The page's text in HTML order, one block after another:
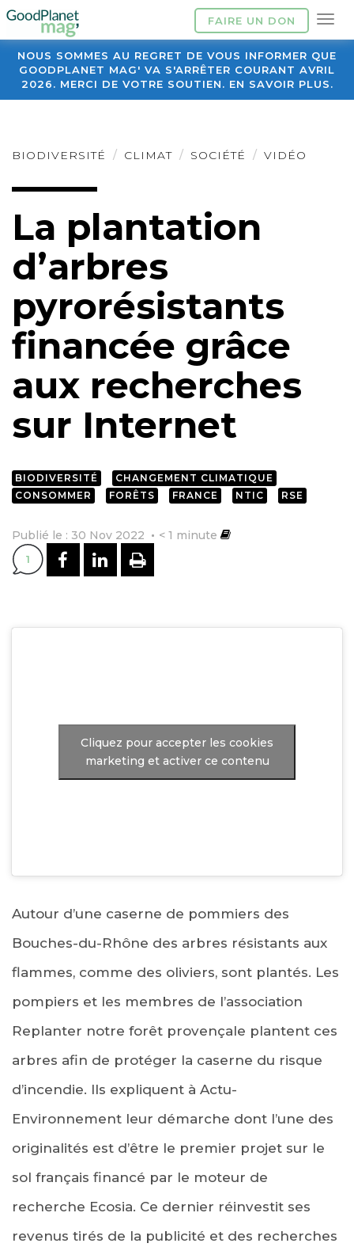
FAIRE UN DON
NOUS SOMMES AU REGRET DE VOUS INFORMER QUE
GOODPLANET MAG' VA S'ARRÊTER COURANT AVRIL
2026. MERCI DE VOTRE SOUTIEN. EN SAVOIR PLUS.
BIODIVERSITÉ CLIMAT SOCIÉTÉ VIDÉO
La plantation
d’arbres
pyrorésistants
financée grâce
aux recherches
sur Internet
BIODIVERSITÉ
CHANGEMENT CLIMATIQUE
CONSOMMER
FORÊTS FRANCE NTIC RSE
Publié le : 30 Nov 2022 < 1 minute
1 PARTAGER SUR FACEBOOK
PARTAGER SUR
IMPRIMER
Cliquez pour accepter les cookies
marketing et activer ce contenu
Autour d’une caserne de pommiers des
Bouches-du-Rhône des arbres résistants aux
flammes, comme des oliviers, sont plantés. Les
pompiers et les membres de l’association
Replanter notre forêt provençale plantent ces
arbres afin de protéger la caserne du risque
d’incendie. Ils expliquent à Actu-
Environnement leur démarche dont l’une des
originalités est d’être le premier projet sur le
sol français financé par le moteur de
recherche Ecosia. Ce dernier réinvestit ses
revenus tirés de la publicité et des recherches